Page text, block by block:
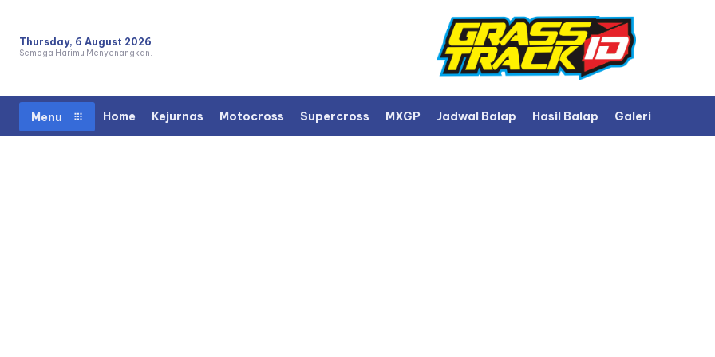
Thursday, 6 August 2026
Semoga Harimu Menyenangkan.
Menu Home Kejurnas Motocross Supercross MXGP Jadwal Balap Hasil Balap Galeri